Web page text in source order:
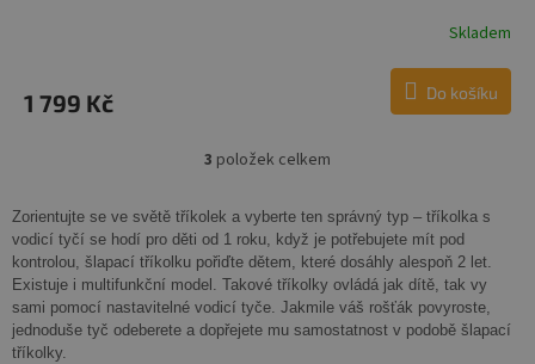
R
M
A
Skladem
1 799 Kč Do košíku
O
l
á
d
a
c
í
3 položek celkem
Zorientujte se ve světě tříkolek a vyberte ten správný typ – tříkolka s
vodicí tyčí se hodí pro děti od 1 roku, když je potřebujete mít pod
kontrolou, šlapací tříkolku pořiďte dětem, které dosáhly alespoň 2 let.
Existuje i multifunkční model. Takové tříkolky ovládá jak dítě, tak vy
sami pomocí nastavitelné vodicí tyče. Jakmile váš rošťák povyroste,
jednoduše tyč odeberete a dopřejete mu samostatnost v podobě šlapací
tříkolky.